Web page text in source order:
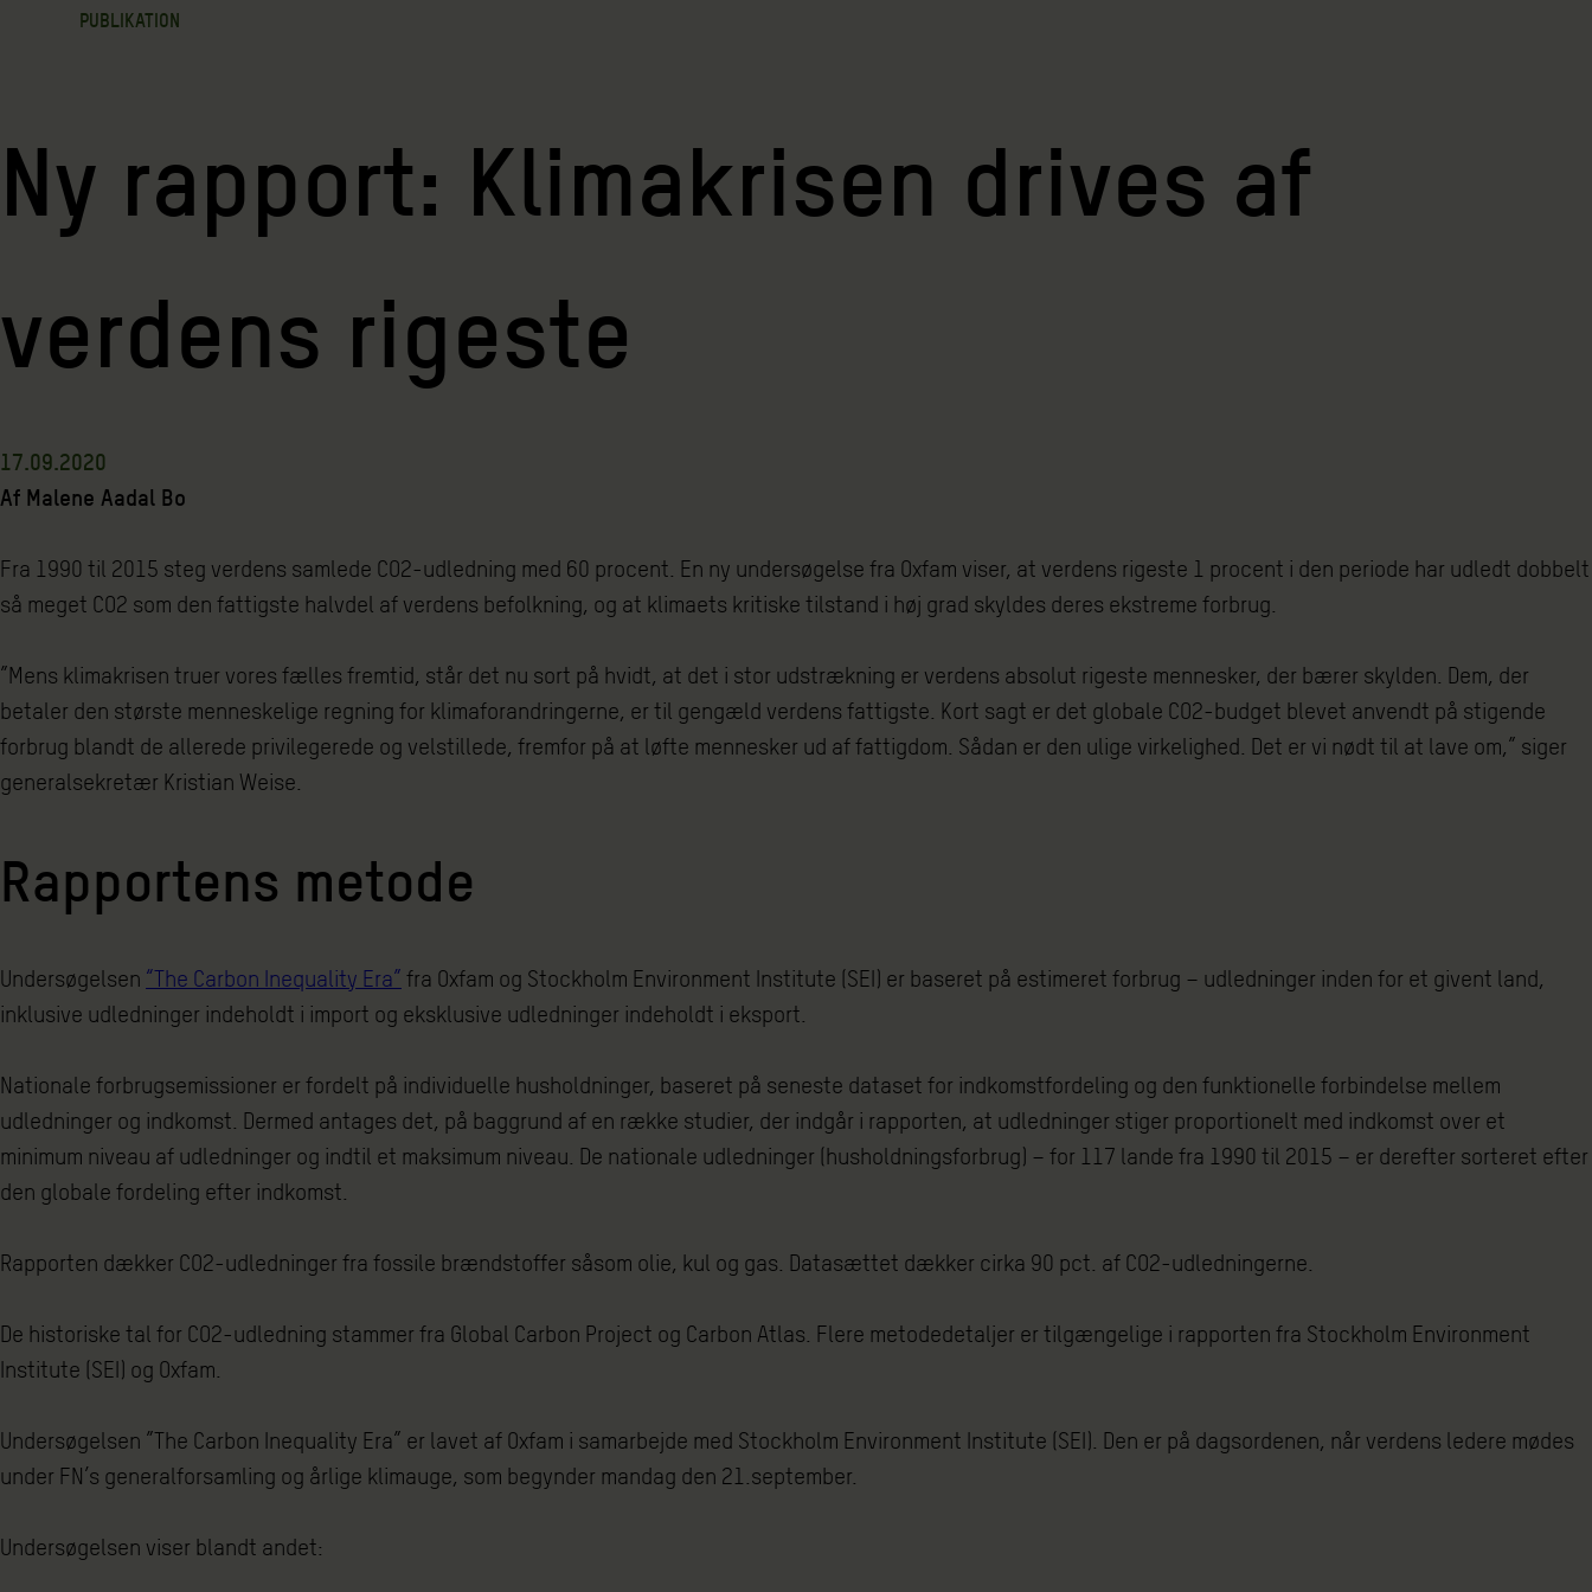
PUBLIKATION
Ny rapport: Klimakrisen drives af
verdens rigeste
17.09.2020
Af Malene Aadal Bo
Fra 1990 til 2015 steg verdens samlede CO2-udledning med 60 procent. En ny undersøgelse fra Oxfam viser, at verdens rigeste 1 procent i den periode har udledt dobbelt
så meget CO2 som den fattigste halvdel af verdens befolkning, og at klimaets kritiske tilstand i høj grad skyldes deres ekstreme forbrug.
”Mens klimakrisen truer vores fælles fremtid, står det nu sort på hvidt, at det i stor udstrækning er verdens absolut rigeste mennesker, der bærer skylden. Dem, der
betaler den største menneskelige regning for klimaforandringerne, er til gengæld verdens fattigste. Kort sagt er det globale CO2-budget blevet anvendt på stigende
forbrug blandt de allerede privilegerede og velstillede, fremfor på at løfte mennesker ud af fattigdom. Sådan er den ulige virkelighed. Det er vi nødt til at lave om,” siger
generalsekretær Kristian Weise.
Rapportens metode
Undersøgelsen “The Carbon Inequality Era” fra Oxfam og Stockholm Environment Institute (SEI) er baseret på estimeret forbrug – udledninger inden for et givent land,
inklusive udledninger indeholdt i import og eksklusive udledninger indeholdt i eksport.
Nationale forbrugsemissioner er fordelt på individuelle husholdninger, baseret på seneste dataset for indkomstfordeling og den funktionelle forbindelse mellem
udledninger og indkomst. Dermed antages det, på baggrund af en række studier, der indgår i rapporten, at udledninger stiger proportionelt med indkomst over et
minimum niveau af udledninger og indtil et maksimum niveau. De nationale udledninger (husholdningsforbrug) – for 117 lande fra 1990 til 2015 – er derefter sorteret efter
den globale fordeling efter indkomst.
Rapporten dækker CO2-udledninger fra fossile brændstoffer såsom olie, kul og gas. Datasættet dækker cirka 90 pct. af CO2-udledningerne.
De historiske tal for CO2-udledning stammer fra Global Carbon Project og Carbon Atlas. Flere metodedetaljer er tilgængelige i rapporten fra Stockholm Environment
Institute (SEI) og Oxfam.
Undersøgelsen ”The Carbon Inequality Era” er lavet af Oxfam i samarbejde med Stockholm Environment Institute (SEI). Den er på dagsordenen, når verdens ledere mødes
under FN’s generalforsamling og årlige klimauge, som begynder mandag den 21.september.
Undersøgelsen viser blandt andet: